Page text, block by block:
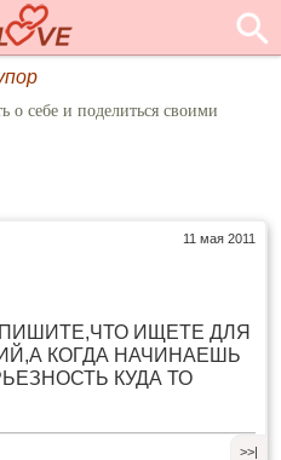
о себе и поделиться своими
11 мая 2011
ИЩЕТЕ ДЛЯ
КОГДА НАЧИНАЕШЬ
КУДА ТО
>>|